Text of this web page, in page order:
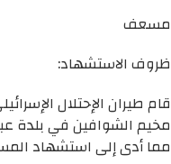
مسعف
ظروف الاستشهاد:
قام طيران الإحتلال
مخيم الشوافين في بلدة
مما أدى إلى استشهاد